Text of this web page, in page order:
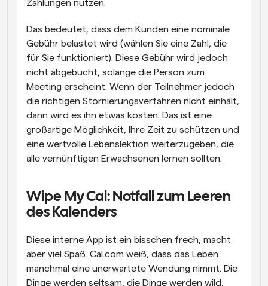
Zahlungen nutzen.
Das bedeutet, dass dem Kunden eine nominale
Gebühr belastet wird (wählen Sie eine Zahl, die
für Sie funktioniert). Diese Gebühr wird jedoch
nicht abgebucht, solange die Person zum
Meeting erscheint. Wenn der Teilnehmer jedoch
die richtigen Stornierungsverfahren nicht einhält,
dann wird es ihn etwas kosten. Das ist eine
großartige Möglichkeit, Ihre Zeit zu schützen und
eine wertvolle Lebenslektion weiterzugeben, die
alle vernünftigen Erwachsenen lernen sollten.
Wipe My Cal: Notfall zum Leeren
des Kalenders
Diese interne App ist ein bisschen frech, macht
aber viel Spaß. Cal.com weiß, dass das Leben
manchmal eine unerwartete Wendung nimmt. Die
Dinge werden seltsam, die Dinge werden wild,